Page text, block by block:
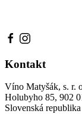
Kontakt
Víno Matyšák, s. r.
Holubyho 85, 902
Slovenská republika